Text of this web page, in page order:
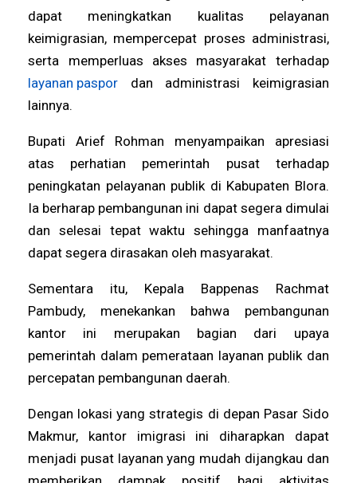
dapat meningkatkan kualitas pelayanan
keimigrasian, mempercepat proses administrasi,
serta memperluas akses masyarakat terhadap
layanan paspor dan administrasi keimigrasian
lainnya.
Bupati Arief Rohman menyampaikan apresiasi
atas perhatian pemerintah pusat terhadap
peningkatan pelayanan publik di Kabupaten Blora.
Ia berharap pembangunan ini dapat segera dimulai
dan selesai tepat waktu sehingga manfaatnya
dapat segera dirasakan oleh masyarakat.
Sementara itu, Kepala Bappenas Rachmat
Pambudy, menekankan bahwa pembangunan
kantor ini merupakan bagian dari upaya
pemerintah dalam pemerataan layanan publik dan
percepatan pembangunan daerah.
Dengan lokasi yang strategis di depan Pasar Sido
Makmur, kantor imigrasi ini diharapkan dapat
menjadi pusat layanan yang mudah dijangkau dan